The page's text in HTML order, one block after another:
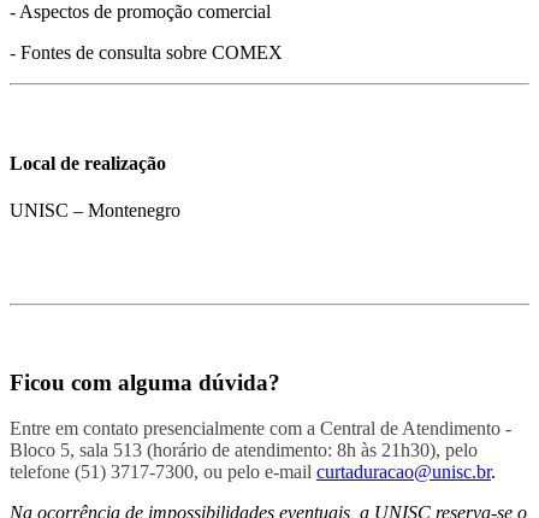
- Aspectos de promoção comercial
- Fontes de consulta sobre COMEX
Local de realização
UNISC – Montenegro
Ficou com alguma dúvida?
Entre em contato presencialmente com a Central de Atendimento -
Bloco 5, sala 513 (horário de atendimento: 8h às 21h30), pelo
telefone (51) 3717-7300, ou pelo e-mail curtaduracao@unisc.br.
Na ocorrência de impossibilidades eventuais, a UNISC reserva-se o